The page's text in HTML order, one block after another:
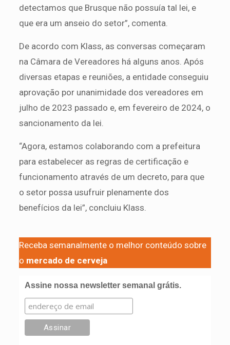
detectamos que Brusque não possuía tal lei, e
que era um anseio do setor”, comenta.
De acordo com Klass, as conversas começaram
na Câmara de Vereadores há alguns anos. Após
diversas etapas e reuniões, a entidade conseguiu
aprovação por unanimidade dos vereadores em
julho de 2023 passado e, em fevereiro de 2024, o
sancionamento da lei.
“Agora, estamos colaborando com a prefeitura
para estabelecer as regras de certificação e
funcionamento através de um decreto, para que
o setor possa usufruir plenamente dos
benefícios da lei”, concluiu Klass.
Receba semanalmente o melhor conteúdo sobre
o mercado de cerveja
Assine nossa newsletter semanal grátis.